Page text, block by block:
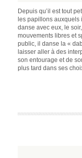
Depuis qu’il est tout
les papillons auxquels
danse avec eux, le
mouvements libres et
public, il danse la «
laisser aller à des
son entourage et de
plus tard dans ses